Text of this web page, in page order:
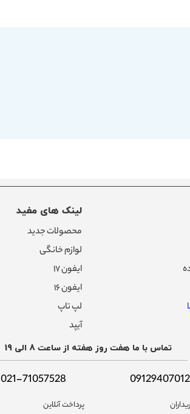
لینک های مفید
محصولات جدید
لوازم خانگی
ایفون ۱۷
ایفون ۱۶
لپ تاپ
آیپد
تماس با ما هفت روز هفته از ساعت 8 الی 19
09129407012
021-71057528
پرداخت آنلاین